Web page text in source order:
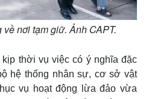
nơi tạm giữ. Ảnh CAPT.
thời vụ việc có ý nghĩa đặc
hệ thống nhân sự, cơ sở vật
vụ hoạt động lừa đảo vừa